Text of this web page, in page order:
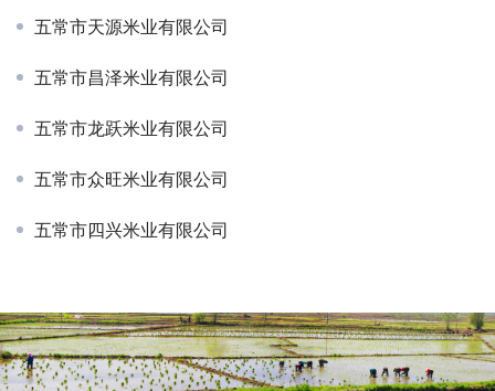
五常市天源米业有限公司
五常市昌泽米业有限公司
五常市龙跃米业有限公司
五常市众旺米业有限公司
五常市四兴米业有限公司